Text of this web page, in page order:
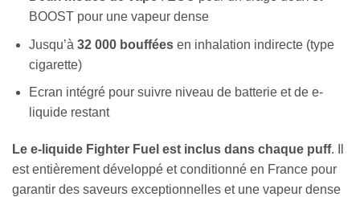
BOOST pour une vapeur dense
Jusqu’à 32 000 boufféesen inhalation indirecte (type
cigarette)
Ecran intégré pour suivre niveau de batterie et de e-
liquide restant
Le e-liquide Fighter Fuel est inclus dans chaque puff. Il
est entièrement développé et conditionné en France pour
garantir des saveurs exceptionnelles et une vapeur dense